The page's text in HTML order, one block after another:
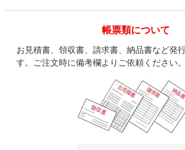
帳票類について
お見積書、領収書、請求書、納品書など発
す。ご注文時に備考欄よりご依頼ください。